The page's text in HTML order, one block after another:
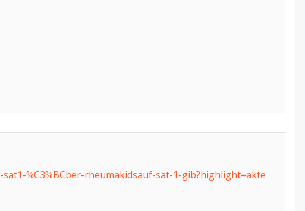
%C3%BCber-rheumakidsauf-sat-1-gib?highlight=akte